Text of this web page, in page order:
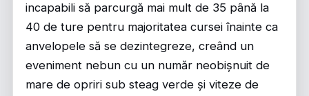
incapabili să parcurgă mai mult de 35 până la
40 de ture pentru majoritatea cursei înainte ca
anvelopele să se dezintegreze, creând un
eveniment nebun cu un număr neobișnuit de
mare de opriri sub steag verde și viteze de